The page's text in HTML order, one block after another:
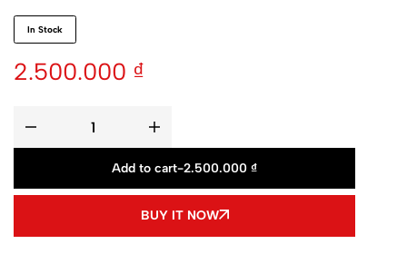
In Stock
2.500.000 ₫
Add to cart-2.500.000 ₫
BUY IT NOW